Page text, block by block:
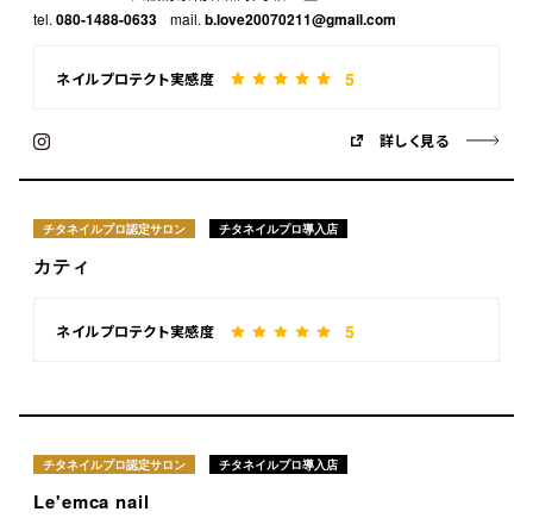
tel. 080-1488-0633 mail. b.love20070211@gmail.com
ネイルプロテクト実感度 5
詳しく見る
チタネイルプロ認定サロン チタネイルプロ導入店
カティ
ネイルプロテクト実感度 5
チタネイルプロ認定サロン チタネイルプロ導入店
Le'emca nail